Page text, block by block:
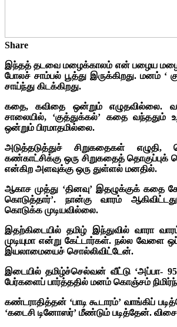
Share
இந்தத் தடவை மழைக்காலம் என் பழைய
போலச் சாம்பல் பூத்து இருக்கிறது. மனம் ‘
சாய்ந்து கிடக்கிறது.
கதை, கவிதை ஒன்றும் எழுதவில்லை.
சாலையில், ‘குத்துக்கல்’ கதை வந்ததும்
ஒன்றும் பிரமாதமில்லை.
அடுத்தடுத்துச் சிறுகதைகள்
கண்காட்சிக்கு ஒரு சிறுகதைத் தொகுப்புக்
என்கிற அளவுக்கு ஒரு துள்ளல் மனதில்.
ஆகாச முத்து ‘தினவு’ இதழுக்குக் கதை
கொடுத்தார்’. நான்கு வாரம்
கொடுக்க முடியவில்லை.
இதற்கிடையில் தமிழ் இந்துவில் வாரா
முடியுமா என்று கேட்டார்கள். நல்ல வேளை
இயலாமையைச் சொல்லிவிட்டேன்.
இடையில் தமிழ்ச்செல்வன் வீட்டு ‘அப்பா-
பேர்களைப் பார்த்ததில் மனம் கொஞ்சம்
கண்டராதித்தன் ‘பாடி கூடாரம்’ வாங்கிப்
‘கடைசி டினோஸர்’ மீண்டும் படித்தேன்.